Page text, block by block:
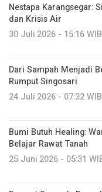
Nestapa Karangsegar:
dan Krisis Air
30 Juli 2026 - 15:16 WIB
Dari Sampah Menjadi
Rumput Singosari
24 Juli 2026 - 07:32 WIB
Bumi Butuh Healing:
Belajar Rawat Tanah
25 Juni 2026 - 05:31